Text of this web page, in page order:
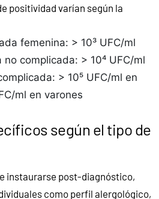
positividad varían según la
femenina: > 10³ UFC/ml
complicada: > 10⁴ UFC/ml
> 10⁵ UFC/ml en
ml en varones
según el tipo de
instaurarse post-diagnóstico,
como perfil alergológico,